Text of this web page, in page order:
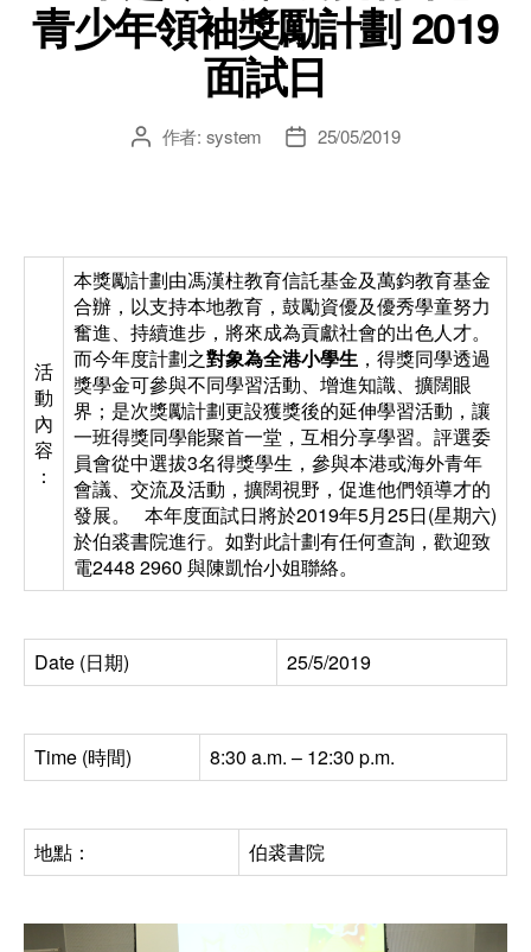
青少年領袖獎勵計劃 2019
面試日
作者: system 25/05/2019
活
動
內
容
：
本獎勵計劃由馮漢柱教育信託基金及萬鈞教育基金
合辦，以支持本地教育，鼓勵資優及優秀學童努力
奮進、持續進步，將來成為貢獻社會的出色人才。
而今年度計劃之對象為全港小學生 ，得獎同學透過
獎學金可參與不同學習活動、增進知識、擴闊眼
界；是次獎勵計劃更設獲獎後的延伸學習活動，讓
一班得獎同學能聚首一堂，互相分享學習。評選委
員會從中選拔3名得獎學生，參與本港或海外青年
會議、交流及活動，擴闊視野，促進他們領導才的
發展。 本年度面試日將於2019年5月25日(星期六)
於伯裘書院進行。如對此計劃有任何查詢，歡迎致
電2448 2960 與陳凱怡小姐聯絡。
Date (日期) 25/5/2019
Time (時間) 8:30 a.m. – 12:30 p.m.
地點： 伯裘書院